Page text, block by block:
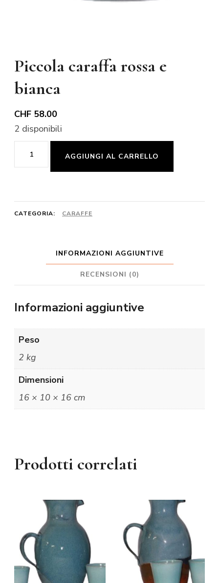
Piccola caraffa rossa e
bianca
CHF 58.00
2 disponibili
Piccola
caraffa
bianca
AGGIUNGI AL CARRELLO
CATEGORIA: CARAFFE
INFORMAZIONI AGGIUNTIVE
RECENSIONI (0)
Informazioni aggiuntive
Peso
2 kg
Dimensioni
16 × 10 × 16 cm
Prodotti correlati